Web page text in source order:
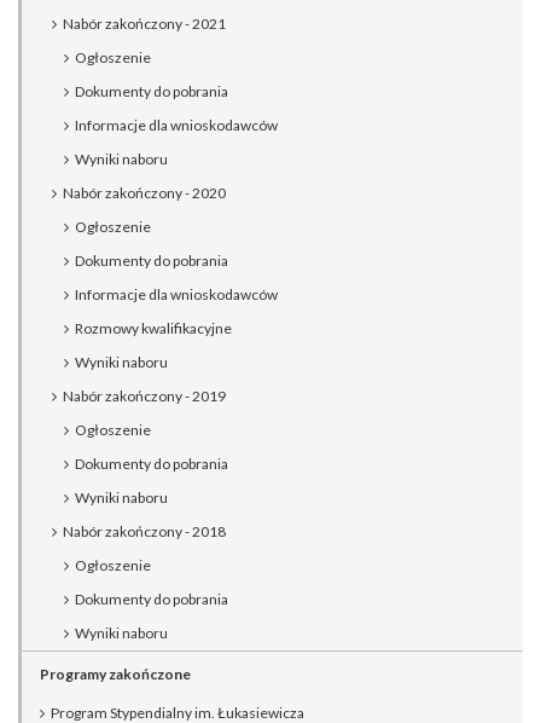
Nabór zakończony - 2021
Ogłoszenie
Dokumenty do pobrania
Informacje dla wnioskodawców
Wyniki naboru
Nabór zakończony - 2020
Ogłoszenie
Dokumenty do pobrania
Informacje dla wnioskodawców
Rozmowy kwalifikacyjne
Wyniki naboru
Nabór zakończony - 2019
Ogłoszenie
Dokumenty do pobrania
Wyniki naboru
Nabór zakończony - 2018
Ogłoszenie
Dokumenty do pobrania
Wyniki naboru
Programy zakończone
Program Stypendialny im. Łukasiewicza